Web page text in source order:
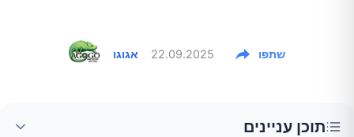
אגוגו 22.09.2025 שתפו
תוכן עניינים